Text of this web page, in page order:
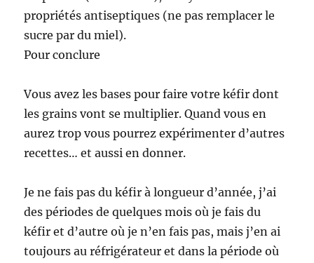
propriétés antiseptiques (ne pas remplacer le
sucre par du miel).
Pour conclure
Vous avez les bases pour faire votre kéfir dont
les grains vont se multiplier. Quand vous en
aurez trop vous pourrez expérimenter d’autres
recettes… et aussi en donner.
Je ne fais pas du kéfir à longueur d’année, j’ai
des périodes de quelques mois où je fais du
kéfir et d’autre où je n’en fais pas, mais j’en ai
toujours au réfrigérateur et dans la période où